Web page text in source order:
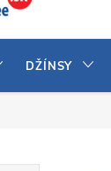
DŽÍNSY